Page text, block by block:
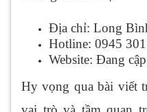
Địa chỉ: Long
Hotline: 0945
Website: Đang
Hy vọng qua bài viết